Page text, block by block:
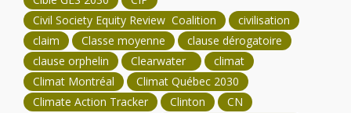
Civil Society Equity Review Coalition
civilisation
claim
Classe moyenne
clause dérogatoire
clause orphelin
Clearwater
climat
Climat Montréal
Climat Québec 2030
Climate Action Tracker
Clinton
CN